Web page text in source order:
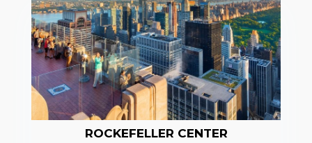
ROCKEFELLER CENTER